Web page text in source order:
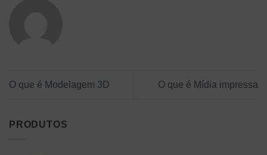
O que é Modelagem 3D O que é Mídia impressa
PRODUTOS